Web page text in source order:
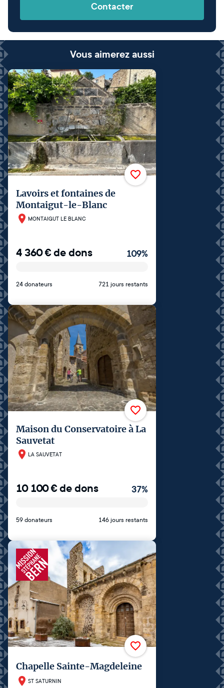
Contacter
Vous aimerez aussi
Lavoirs et fontaines de
Montaigut-le-Blanc
MONTAIGUT LE BLANC
4 360€de dons 109%
24 donateurs 721 jours restants
Maison du Conservatoire à La
Sauvetat
LA SAUVETAT
10 100€de dons 37%
59 donateurs 146 jours restants
Chapelle Sainte-Magdeleine
ST SATURNIN